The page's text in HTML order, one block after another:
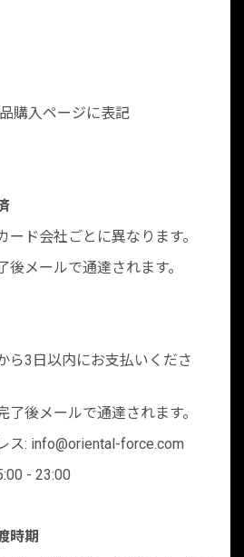
購入ページに表記
ド会社ごとに異なります。
メールで通達されます。
ら3日以内にお支払いくださ
後メールで通達されます。
ス: info@oriental-force.com
- 23:00
時期